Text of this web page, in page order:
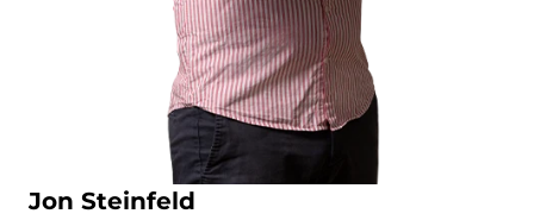
Jon Steinfeld